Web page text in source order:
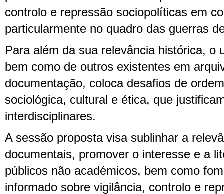
controlo e repressão sociopolíticas em
particularmente no quadro das guerras
Para além da sua relevância histórica, o
bem como de outros existentes em
documentação, coloca desafios de
sociológica, cultural e ética, que
interdisciplinares.
A sessão proposta visa sublinhar a
documentais, promover o interesse e a
públicos não académicos, bem como
informado sobre vigilância, controlo e